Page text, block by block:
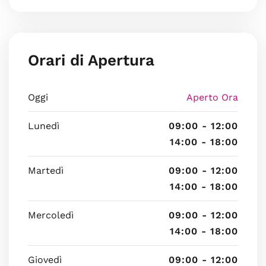
Orari di Apertura
Oggi Aperto Ora
Lunedì
09:00 - 12:00
14:00 - 18:00
Martedì
09:00 - 12:00
14:00 - 18:00
Mercoledì
09:00 - 12:00
14:00 - 18:00
Giovedì
09:00 - 12:00